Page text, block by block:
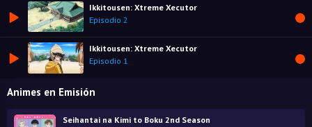
Ikkitousen: Xtreme Xecutor
Episodio 2
Ikkitousen: Xtreme Xecutor
Episodio 1
Animes en Emisión
Seihantai na Kimi to Boku 2nd Season